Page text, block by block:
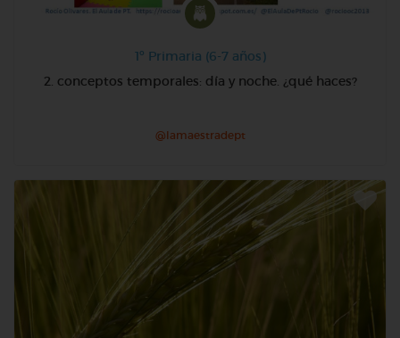
1º Primaria (6-7 años)
2. conceptos temporales: día y noche. ¿qué haces?
@lamaestradept